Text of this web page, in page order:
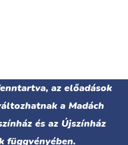
az előadások
a Madách
és az Újszínház
függvényében.